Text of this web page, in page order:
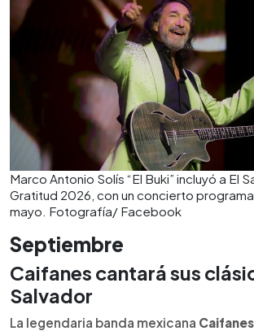
Marco Antonio Solís “El Buki” incluyó a El
Gratitud 2026, con un concierto
mayo. Fotografía/ Facebook
Septiembre
Caifanes cantará sus
Salvador
La legendaria banda mexicana Caifanes